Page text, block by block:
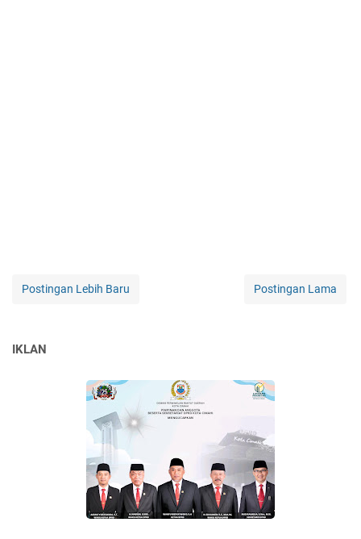
Postingan Lebih Baru Postingan Lama
IKLAN